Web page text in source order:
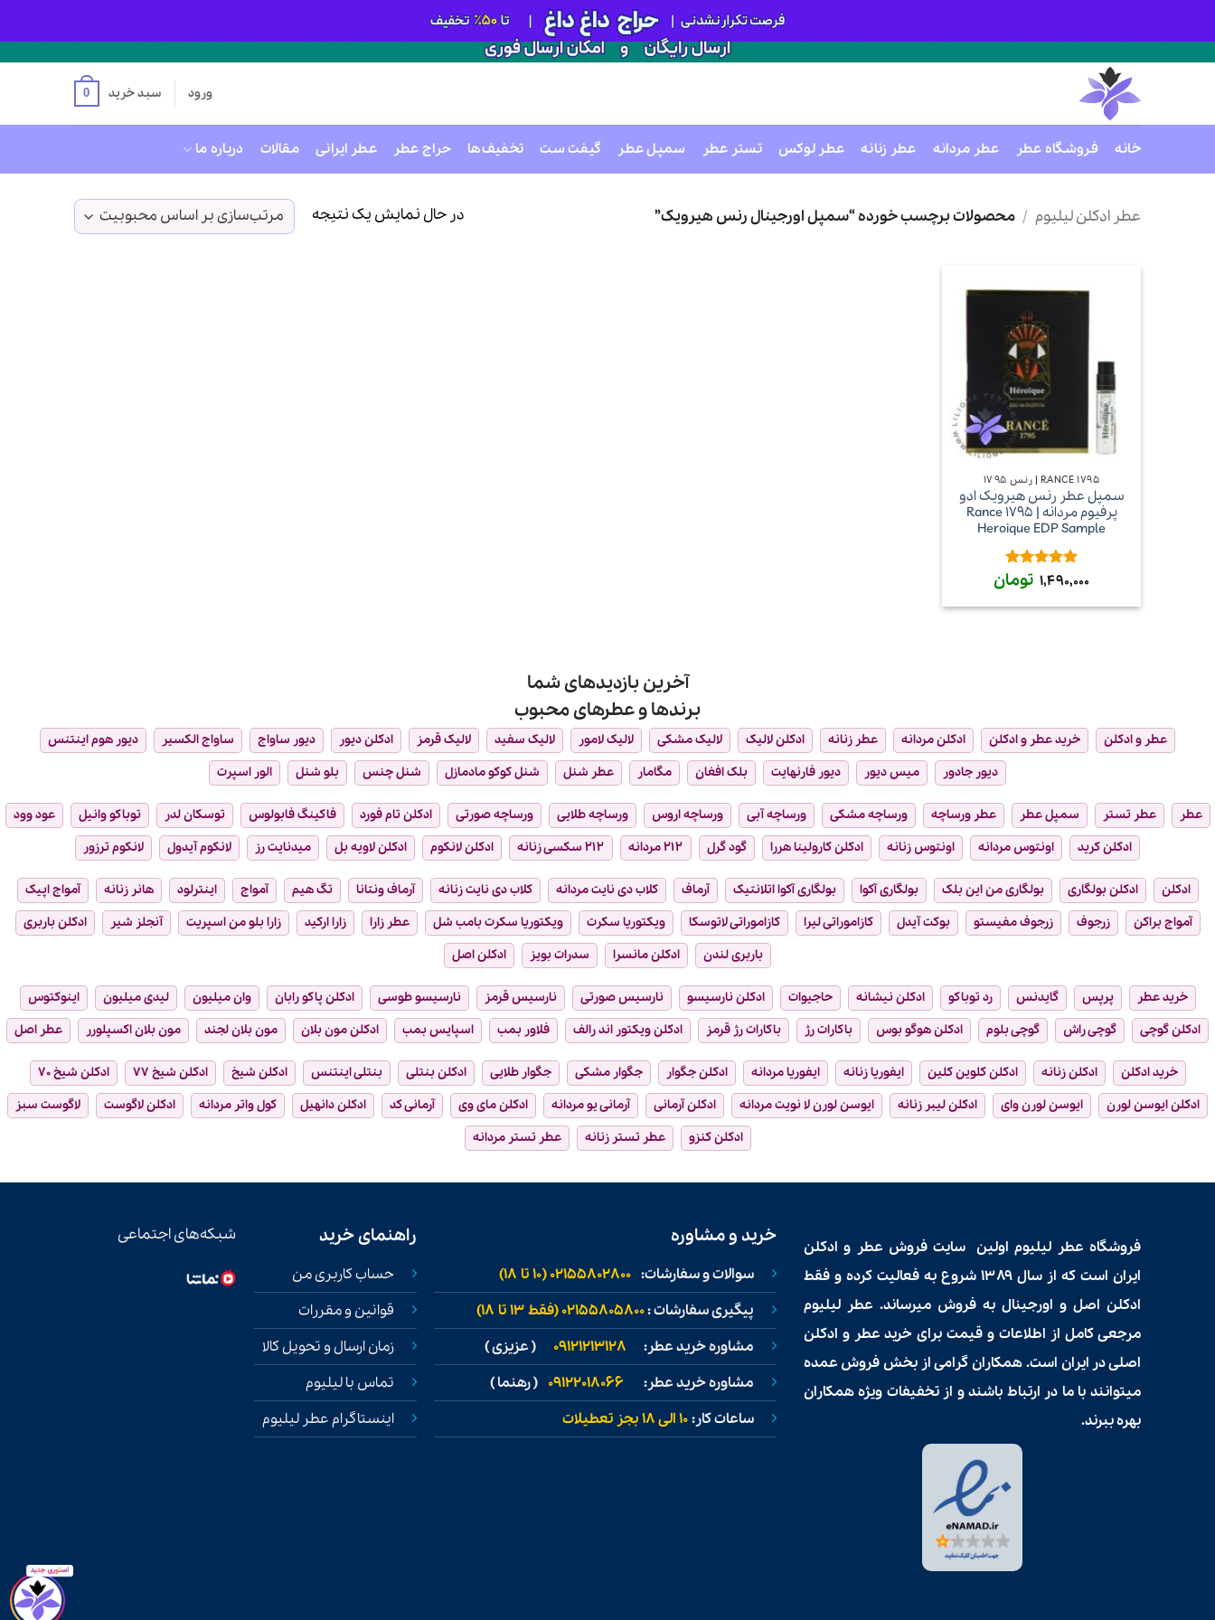
ورود سبد خرید 0
خانه فروشگاه عطر عطر مردانه عطر زنانه عطر لوکس تستر عطر سمپل عطر گیفت ست تخفیف‌ها حراج عطر عطر ایرانی مقالات درباره ما
عطر ادکلن لیلیوم / محصولات برچسب خورده “سمپل اورجینال رنس هیرویک” در حال نمایش یک نتیجه
+
RANCE 1795 | رنس ۱۷۹۵
سمپل عطر رنس هیرویک ادو
پرفیوم مردانه | Rance 1795
Heroique EDP Sample
امتیاز 5از 1,490,000 تومان
آخرین بازدیدهای شما
برندها و عطرهای محبوب
عطر و ادکلن خرید عطر و ادکلن ادکلن مردانه عطر زنانه ادکلن لالیک لالیک مشکی لالیک لامور لالیک سفید لالیک قرمز ادکلن دیور دیور ساواج ساواج الکسیر
دیور هوم اینتنس
دیور جادور
میس دیور دیور فارنهایت بلک افغان مگامار عطر شنل شنل کوکو مادمازل شنل چنس بلو شنل الور اسپرت
عطر عطر تستر سمپل عطر عطر ورساچه ورساچه مشکی ورساچه آبی ورساچه اروس ورساچه طلایی ورساچه صورتی ادکلن تام فورد فاکینگ فابولوس توسکان لدر توباکو وانیل
عود وود
ادکلن کرید
اونتوس مردانه اونتوس زنانه ادکلن کارولینا هررا گود گرل ۲۱۲ مردانه ۲۱۲ سکسی زنانه ادکلن لانکوم ادکلن لاویه بل میدنایت رز لانکوم آیدول لانکوم ترزور
ادکلن ادکلن بولگاری بولگاری من این بلک بولگاری آکوا بولگاری آکوا اتلانتیک آرماف کلاب دی نایت مردانه کلاب دی نایت زنانه آرماف ونتانا تگ هیم آمواج اینترلود هانر زنانه
آمواج اپیک
آمواج براکن
زرجوف زرجوف مفیستو بوکت آیدل کازاموراتی لیرا کازاموراتی لاتوسکا ویکتوریا سکرت ویکتوریا سکرت بامب شل عطر زارا زارا ارکید زارا بلو من اسپریت آنجلز شیر
ادکلن باربری
باربری لندن
ادکلن مانسرا سدرات بویز ادکلن اصل
خرید عطر پرپس گایدنس رد توباکو ادکلن نیشانه حاجیوات ادکلن نارسیسو نارسیس صورتی نارسیس قرمز نارسیسو طوسی ادکلن پاکو رابان وان میلیون لیدی میلیون
اینوکتوس
ادکلن گوچی
گوچی راش گوچی بلوم ادکلن هوگو بوس باکارات رژ باکارات رژ قرمز ادکلن ویکتور اند رالف فلاور بمب اسپایس بمب ادکلن مون بلان مون بلان لجند مون بلان اکسپلورر عطر اصل
خرید ادکلن ادکلن زنانه ادکلن کلوین کلین ایفوریا زنانه ایفوریا مردانه ادکلن جگوار جگوار مشکی جگوار طلایی ادکلن بنتلی بنتلی اینتنس ادکلن شیخ ادکلن شیخ ۷۷
ادکلن شیخ ۷۰
ادکلن ایوسن لورن
ایوسن لورن وای ادکلن لیبر زنانه ایوسن لورن لا نویت مردانه ادکلن آرمانی آرمانی یو مردانه ادکلن مای وی آرمانی کد ادکلن دانهیل کول واتر مردانه ادکلن لاگوست
لاگوست سبز
ادکلن کنزو
عطر تستر زنانه عطر تستر مردانه
فروشگاه عطر لیلیوم اولین سایت فروش عطر و ادکلن
ایران است که از سال ۱۳۸۹ شروع به فعالیت کرده و فقط
ادکلن اصل و اورجینال به فروش میرساند. عطر لیلیوم
مرجعی کامل از اطلاعات و قیمت برای خرید عطر و ادکلن
اصلی در ایران است. همکاران گرامی از بخش فروش عمده
میتوانند با ما در ارتباط باشند و از تخفیفات ویژه همکاران
بهره ببرند.
خرید و مشاوره
سوالات و سفارشات:02155802800 (۱۰ تا ۱۸)
پیگیری سفارشات :02155805800 (فقط ۱۳ تا ۱۸)
مشاوره خرید عطر: 09121213128 ( عزیزی )
مشاوره خرید عطر: 09122018066 ( رهنما )
ساعات کار:۱۰ الی ۱۸ بجز تعطیلات
راهنمای خرید
حساب کاربری من
قوانین و مقررات
زمان ارسال و تحویل کالا
تماس با لیلیوم
اینستاگرام عطر لیلیوم
شبکه‌های اجتماعی